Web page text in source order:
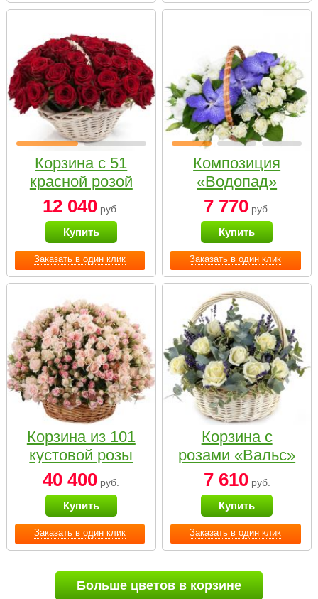
Заказать в один клик
Корзина с 51
красной розой
12 040 руб.
Купить
Заказать в один клик
Композиция
«Водопад»
7 770руб.
Купить
Заказать в один клик
Корзина из 101
кустовой розы
нежных тонов
40 400 руб.
Купить
Заказать в один клик
Корзина с
розами «Вальс»
7 610руб.
Купить
Больше цветов в корзине